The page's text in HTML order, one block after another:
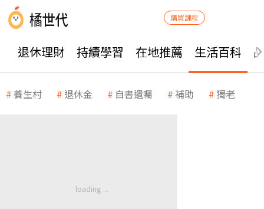
購買課程
退休理財 持續學習 在地推薦 生活百科
養生村 退休金 自書遺囑 補助 獨老